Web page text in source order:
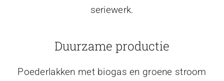
seriewerk.
Duurzame productie
Poederlakken met biogas en groene stroom